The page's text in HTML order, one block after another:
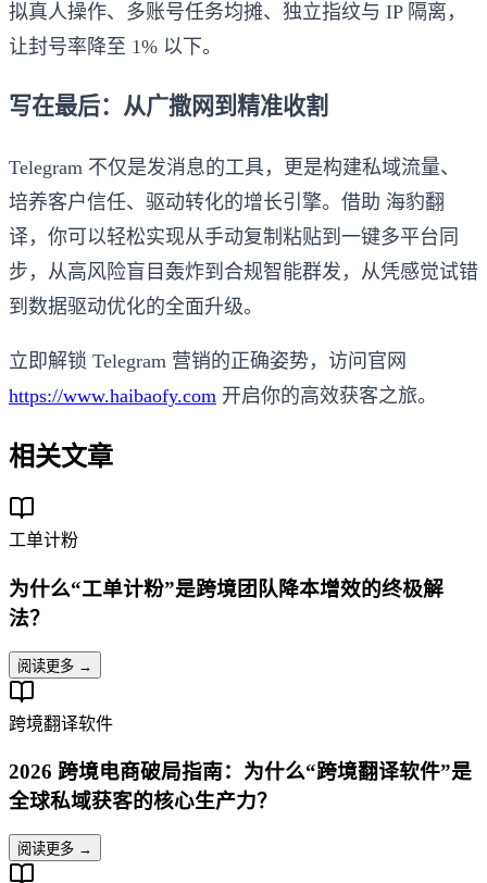
拟真人操作、多账号任务均摊、独立指纹与 IP 隔离，
让封号率降至 1% 以下。
写在最后：从广撒网到精准收割
Telegram 不仅是发消息的工具，更是构建私域流量、
培养客户信任、驱动转化的增长引擎。借助 海豹翻
译，你可以轻松实现从手动复制粘贴到一键多平台同
步，从高风险盲目轰炸到合规智能群发，从凭感觉试错
到数据驱动优化的全面升级。
立即解锁 Telegram 营销的正确姿势，访问官网
https://www.haibaofy.com 开启你的高效获客之旅。
相关文章
工单计粉
为什么“工单计粉”是跨境团队降本增效的终极解
法？
阅读更多 →
跨境翻译软件
2026 跨境电商破局指南：为什么“跨境翻译软件”是
全球私域获客的核心生产力？
阅读更多 →